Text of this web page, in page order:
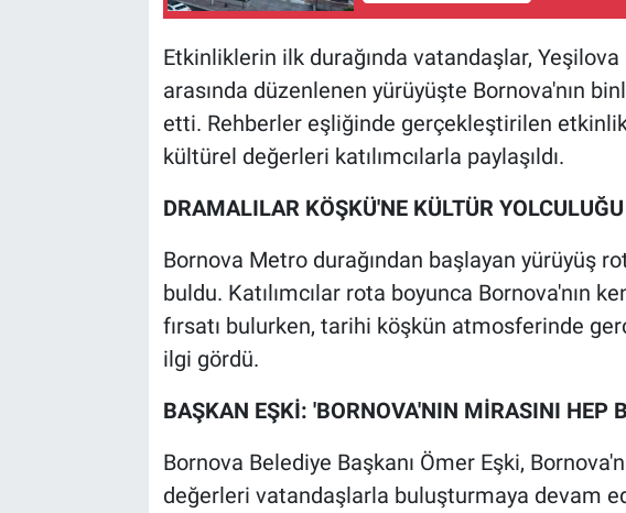
Etkinliklerin ilk durağında vatandaşlar, Yeşilova
arasında düzenlenen yürüyüşte Bornova'nın
etti. Rehberler eşliğinde gerçekleştirilen
kültürel değerleri katılımcılarla paylaşıldı.
DRAMALILAR KÖŞKÜ'NE KÜLTÜR YOLCULUĞU
Bornova Metro durağından başlayan yürüyüş
buldu. Katılımcılar rota boyunca Bornova'nın
fırsatı bulurken, tarihi köşkün atmosferinde
ilgi gördü.
BAŞKAN EŞKİ: 'BORNOVA'NIN MİRASINI HEP
Bornova Belediye Başkanı Ömer Eşki,
değerleri vatandaşlarla buluşturmaya devam